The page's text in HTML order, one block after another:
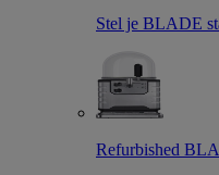
Stel je BLADE
Refurbished